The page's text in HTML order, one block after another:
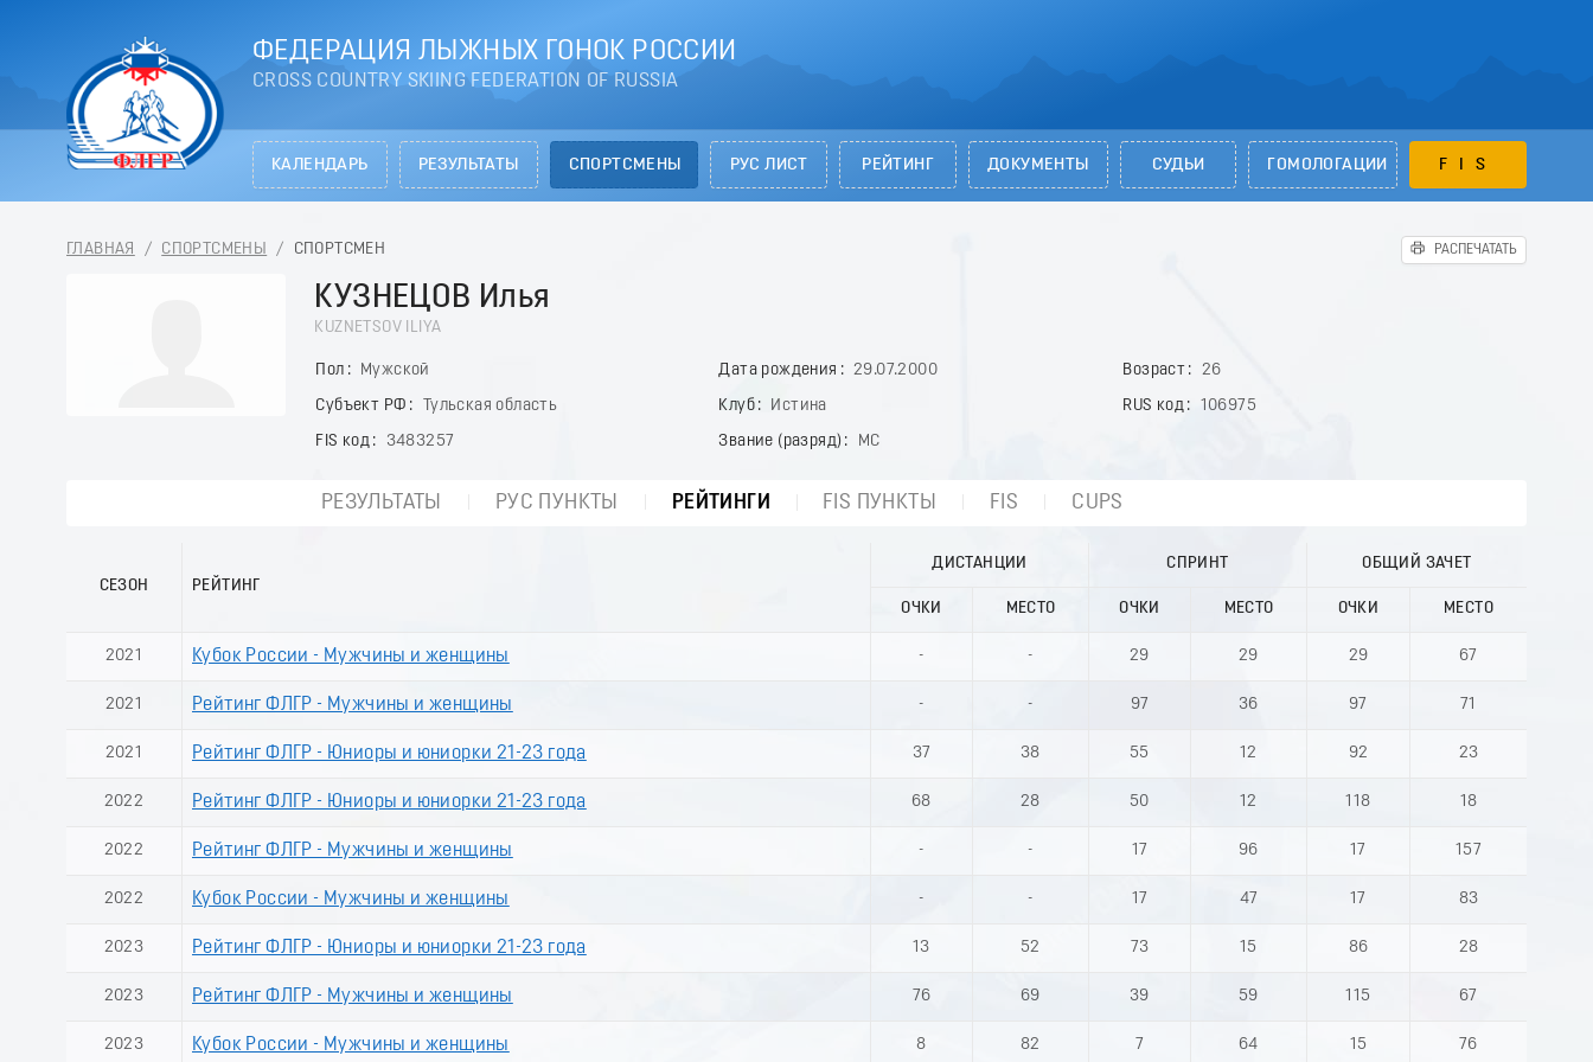
ФЕДЕРАЦИЯ ЛЫЖНЫХ ГОНОК РОССИИ
CROSS COUNTRY SKIING FEDERATION OF RUSSIA
КАЛЕНДАРЬ РЕЗУЛЬТАТЫ СПОРТСМЕНЫ РУС ЛИСТ РЕЙТИНГ ДОКУМЕНТЫ СУДЬИ ГОМОЛОГАЦИИ FIS
ГЛАВНАЯ / СПОРТСМЕНЫ / СПОРТСМЕН РАСПЕЧАТАТЬ
КУЗНЕЦОВ Илья
KUZNETSOV ILIYA
Пол Мужской Дата рождения 29.07.2000 Возраст
26
Субъект РФ
Тульская область Клуб Истина RUS код
106975
FIS код
3483257 Звание (разряд) МС
РЕЗУЛЬТАТЫ РУС ПУНКТЫ РЕЙТИНГИ FIS ПУНКТЫ FIS CUPS
СЕЗОН РЕЙТИНГ
ДИСТАНЦИИ СПРИНТ ОБЩИЙ ЗАЧЕТ
ОЧКИ МЕСТО ОЧКИ МЕСТО ОЧКИ МЕСТО
2021 Кубок России - Мужчины и женщины - - 29 29 29 67
2021 Рейтинг ФЛГР - Мужчины и женщины - - 97 36 97 71
2021 Рейтинг ФЛГР - Юниоры и юниорки 21-23 года 37 38 55 12 92 23
2022 Рейтинг ФЛГР - Юниоры и юниорки 21-23 года 68 28 50 12 118 18
2022 Рейтинг ФЛГР - Мужчины и женщины - - 17 96 17 157
2022 Кубок России - Мужчины и женщины - - 17 47 17 83
2023 Рейтинг ФЛГР - Юниоры и юниорки 21-23 года 13 52 73 15 86 28
2023 Рейтинг ФЛГР - Мужчины и женщины 76 69 39 59 115 67
2023 Кубок России - Мужчины и женщины 8 82 7 64 15 76